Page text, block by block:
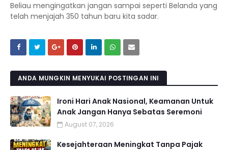
Beliau mengingatkan jangan sampai seperti Belanda yang
telah menjajah 350 tahun baru kita sadar.
ANDA MUNGKIN MENYUKAI POSTINGAN INI
Ironi Hari Anak Nasional, Keamanan Untuk
Anak Jangan Hanya Sebatas Seremoni
August 07, 2026
Kesejahteraan Meningkat Tanpa Pajak